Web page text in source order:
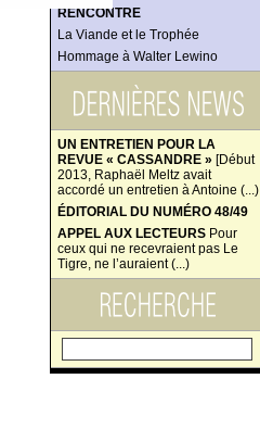
RENCONTRE
La Viande et le Trophée
Hommage à Walter Lewino
UN ENTRETIEN POUR LA
REVUE « CASSANDRE » [Début
2013, Raphaël Meltz avait
accordé un entretien à Antoine (...)
ÉDITORIAL DU NUMÉRO 48/49
APPEL AUX LECTEURS Pour
ceux qui ne recevraient pas Le
Tigre, ne l’auraient (...)